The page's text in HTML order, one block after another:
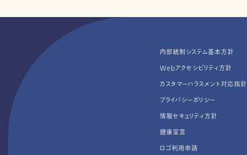
内部統制システム基本方針
Webアクセシビリティ方針
カスタマーハラスメント対応指針
プライバシーポリシー
情報セキュリティ方針
健康宣言
ロゴ利用申請